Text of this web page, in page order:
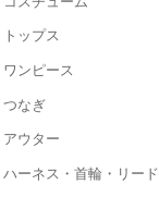
トップス
ワンピース
つなぎ
アウター
ハーネス・首輪・リード